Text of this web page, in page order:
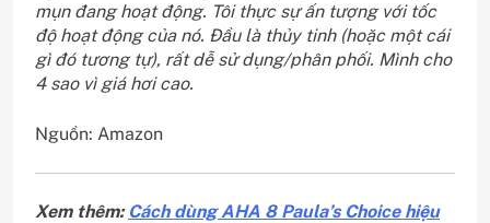
mụn đang hoạt động. Tôi thực sự ấn tượng với tốc
độ hoạt động của nó. Đầu là thủy tinh (hoặc một cái
gì đó tương tự), rất dễ sử dụng/phân phối. Mình cho
4 sao vì giá hơi cao.
Nguồn: Amazon
Xem thêm: Cách dùng AHA 8 Paula’s Choice hiệu